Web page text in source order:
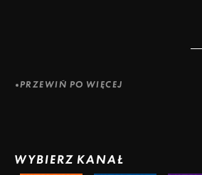
PRZEWIŃ PO WIĘCEJ
WYBIERZ KANAŁ